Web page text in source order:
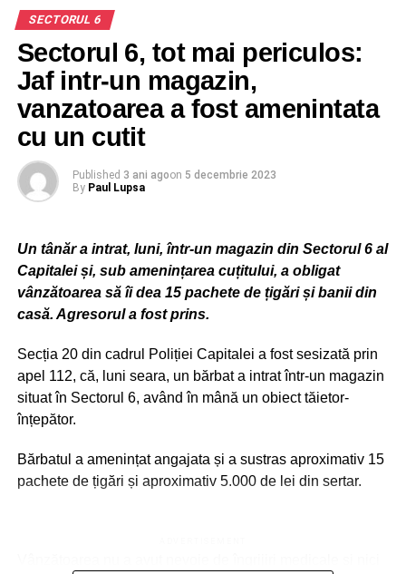
corespunzătoare a proprietăților private, în contextul unor
câini ce ieșeau pe domeniul public până în zona digului
Lacului Morii.
ADVERTISEMENT
De asemenea, în septembrie 2022, șeful SPA (Serviciul
Municipiului București) a fost informat despre
existențastânelor de oi
victimă, Ana Oroș fusese mușcată cu un an înanite de mai
mulți câini în zona Lacul Morii, în timp ce se afla la
alergat)
însă măsurile luate de SPA au vizat
campanii de
informare privind programele de sterilizare
de verificare la proprietarii de câini din zona menționată
au fost efectuate în data de 22.01.2023, la o zi după
uciderea Anei Oros.
După ce a făcut control în perioada ianuarie-mai 2023, la
Autoritatea pentru Supravegherea și Protecția Animalelor
(ASPA) și la Serviciul Poliția Animalelor din cadrul
Direcției Generale de Poliție Locală și Control a
SECTORUL 6
Sectorul 6, tot mai periculos:
Jaf intr-un magazin,
vanzatoarea a fost amenintata
cu un cutit
Published 3 ani agoon 5 decembrie 2023
By Paul Lupsa
Un tânăr a intrat, luni, într-un magazin din Sectorul 6 al
Capitalei și, sub amenințarea cuțitului, a obligat
vânzătoarea să îi dea 15 pachete de țigări și banii din
casă. Agresorul a fost prins.
Secția 20 din cadrul Poliției Capitalei a fost sesizată prin
apel 112, că, luni seara, un bărbat a intrat într-un magazin
situat în Sectorul 6, având în mână un obiect tăietor-
înțepător.
Bărbatul a amenințat angajata și a sustras aproximativ 15
pachete de țigări și aproximativ 5.000 de lei din sertar.